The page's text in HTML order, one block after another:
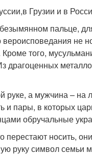
Грузии и в
пальце,
не
того,
а мужчина – на
и пары, в которых
обручальные
перестают носить,
руку символ семьи